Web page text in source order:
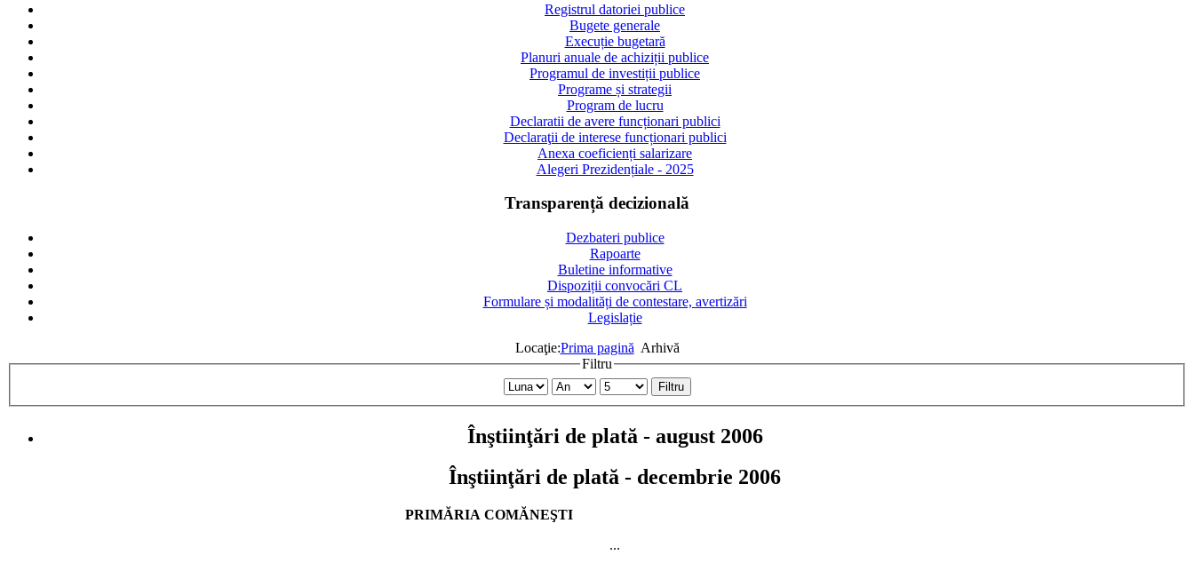
Registrul datoriei publice
Bugete generale
Execuție bugetară
Planuri anuale de achiziții publice
Programul de investiții publice
Programe și strategii
Program de lucru
Declaratii de avere funcționari publici
Declaraţii de interese funcționari publici
Anexa coeficienți salarizare
Alegeri Prezidențiale - 2025
Transparență decizională
Dezbateri publice
Rapoarte
Buletine informative
Dispoziții convocări CL
Formulare și modalități de contestare, avertizări
Legislație
Locaţie:Prima pagină Arhivă
Filtru
Filtru
Înştiinţări de plată - august 2006
Înştiinţări de plată - decembrie 2006
PRIMĂRIA COMĂNEŞTI
...